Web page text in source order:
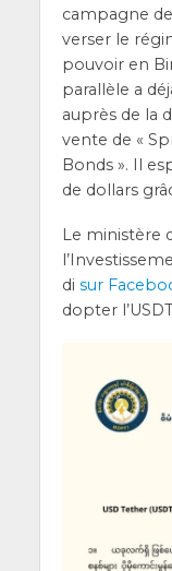
cam­pagne
ver­ser le
pou­voir en
paral­lèle a
auprès de la
vente de «
Bonds ». Il
de dol­lars
Le minis­tère
di sur
dop­ter